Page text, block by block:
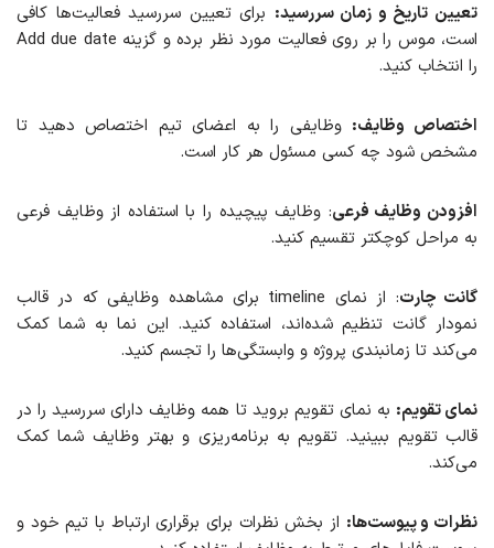
تعیین تاریخ و زمان سررسید: برای تعیین سررسید فعالیت‌ها کافی
است، موس را بر روی فعالیت مورد نظر برده و گزینه Add due date
را انتخاب کنید.
اختصاص وظایف: وظایفی را به اعضای تیم اختصاص دهید تا
مشخص شود چه کسی مسئول هر کار است.
افزودن وظایف فرعی: وظایف پیچیده را با استفاده از وظایف فرعی
به مراحل کوچکتر تقسیم کنید.
گانت چارت
: از نمای timeline برای مشاهده وظایفی که در قالب
نمودار گانت تنظیم شده‌اند، استفاده کنید. این نما به شما کمک
می‌کند تا زمانبندی پروژه و وابستگی‌ها را تجسم کنید.
نمای تقویم: به نمای تقویم بروید تا همه وظایف دارای سررسید را در
قالب تقویم ببینید. تقویم به برنامه‌ریزی و بهتر وظایف شما کمک
می‌کند.
نظرات و پیوست‌ها: از بخش نظرات برای برقراری ارتباط با تیم خود و